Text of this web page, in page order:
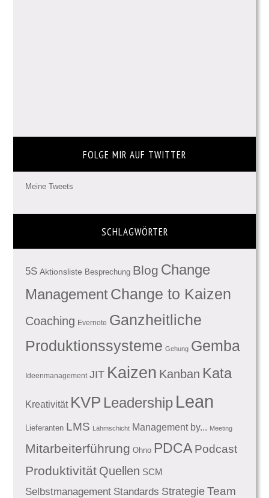
FOLGE MIR AUF TWITTER
Meine Tweets
SCHLAGWÖRTER
5S Aktionsliste Besprechung Blog Change
ManagementChange to Kaizen
Coaching Evernote Ganzheitliche
Produktionssysteme Gehung Gemba
Ideenmanagement JIT Kaizen Kanban Kata
Kreativität KVP Leadership Lean
Lieferanten LMS Lähmschicht Management by... Meeting
Mitarbeiterführung Ohno PDCA Podcast
Produktivität Quellen SCM
Selbstmanagement Standards Strategie Team